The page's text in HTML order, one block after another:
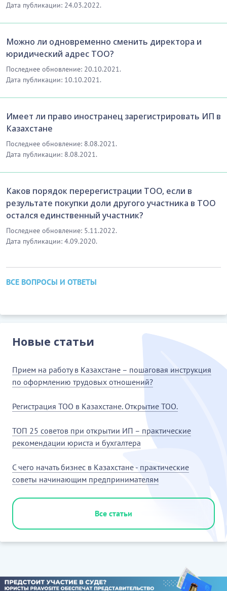
Дата публикации: 24.03.2022.
Можно ли одновременно сменить директора и
юридический адрес ТОО?
Последнее обновление: 20.10.2021.
Дата публикации: 10.10.2021.
Имеет ли право иностранец зарегистрировать ИП в
Казахстане
Последнее обновление: 8.08.2021.
Дата публикации: 8.08.2021.
Каков порядок перерегистрации ТОО, если в
результате покупки доли другого участника в ТОО
остался единственный участник?
Последнее обновление: 5.11.2022.
Дата публикации: 4.09.2020.
ВСЕ ВОПРОСЫ И ОТВЕТЫ
Новые статьи
Прием на работу в Казахстане – пошаговая инструкция
по оформлению трудовых отношений?
Регистрация ТОО в Казахстане. Открытие ТОО.
ТОП 25 советов при открытии ИП – практические
рекомендации юриста и бухгалтера
С чего начать бизнес в Казахстане - практические
советы начинающим предпринимателям
Все статьи